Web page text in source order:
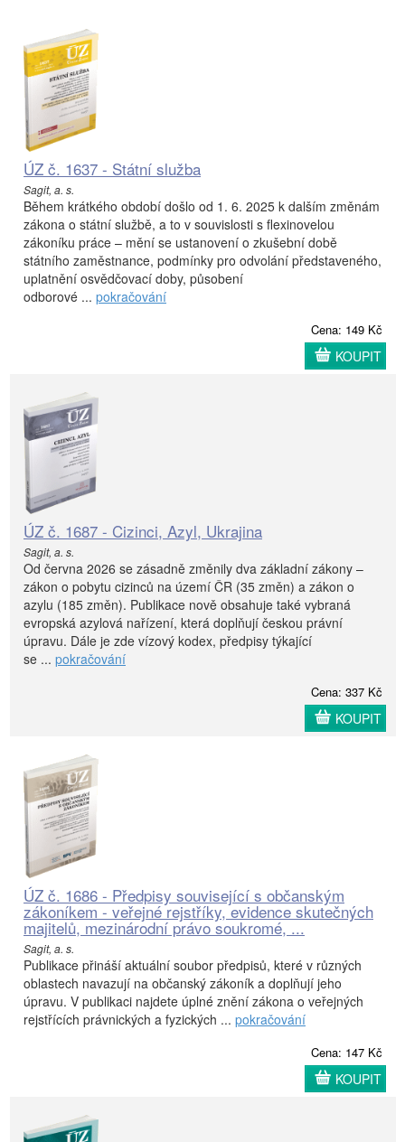
ÚZ č. 1637 - Státní služba
Sagit, a. s.
Během krátkého období došlo od 1. 6. 2025 k dalším změnám
zákona o státní službě, a to v souvislosti s flexinovelou
zákoníku práce – mění se ustanovení o zkušební době
státního zaměstnance, podmínky pro odvolání představeného,
uplatnění osvědčovací doby, působení
odborové ... pokračování
Cena: 149 Kč
KOUPIT
ÚZ č. 1687 - Cizinci, Azyl, Ukrajina
Sagit, a. s.
Od června 2026 se zásadně změnily dva základní zákony –
zákon o pobytu cizinců na území ČR (35 změn) a zákon o
azylu (185 změn). Publikace nově obsahuje také vybraná
evropská azylová nařízení, která doplňují českou právní
úpravu. Dále je zde vízový kodex, předpisy týkající
se ... pokračování
Cena: 337 Kč
KOUPIT
ÚZ č. 1686 - Předpisy související s občanským
zákoníkem - veřejné rejstříky, evidence skutečných
majitelů, mezinárodní právo soukromé, ...
Sagit, a. s.
Publikace přináší aktuální soubor předpisů, které v různých
oblastech navazují na občanský zákoník a doplňují jeho
úpravu. V publikaci najdete úplné znění zákona o veřejných
rejstřících právnických a fyzických ... pokračování
Cena: 147 Kč
KOUPIT